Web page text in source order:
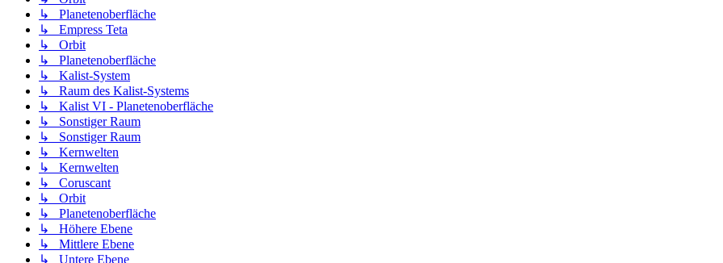
↳ Planetenoberfläche
↳ Empress Teta
↳ Orbit
↳ Planetenoberfläche
↳ Kalist-System
↳ Raum des Kalist-Systems
↳ Kalist VI - Planetenoberfläche
↳ Sonstiger Raum
↳ Sonstiger Raum
↳ Kernwelten
↳ Kernwelten
↳ Coruscant
↳ Orbit
↳ Planetenoberfläche
↳ Höhere Ebene
↳ Mittlere Ebene
↳ Untere Ebene